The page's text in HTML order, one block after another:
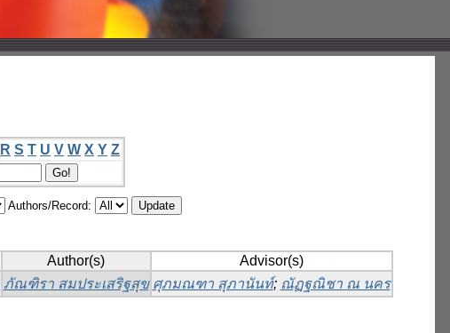
R S T U V W X Y Z
Authors/Record:
Author(s)
Advisor(s)
ภัณฑิรา สมประเสริฐสุข ศุภมณฑา สุภานันท์; ณัฏฐณิชา ณ นคร